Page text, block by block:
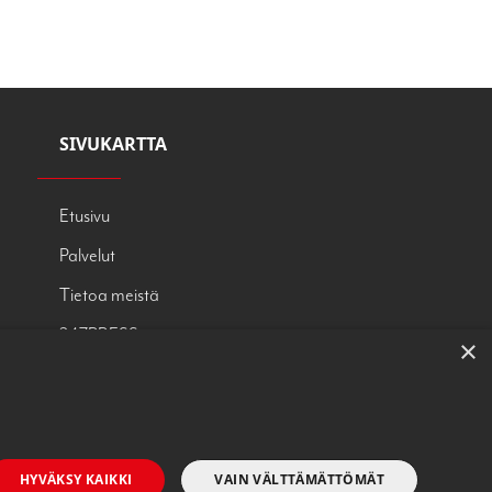
SIVUKARTTA
Etusivu
Palvelut
Tietoa meistä
247PRESS
×
HYVÄKSY KAIKKI VAIN VÄLTTÄMÄTTÖMÄT